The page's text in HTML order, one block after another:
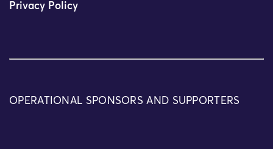
Privacy Policy
OPERATIONAL SPONSORS AND SUPPORTERS